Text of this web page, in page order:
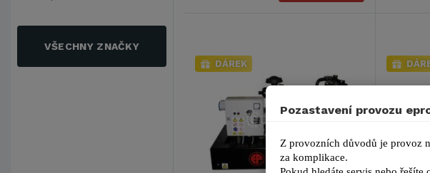
VŠECHNY ZNAČKY
DÁREK
Pozastavení provozu
Z provozních důvodů je provoz
za komplikace.